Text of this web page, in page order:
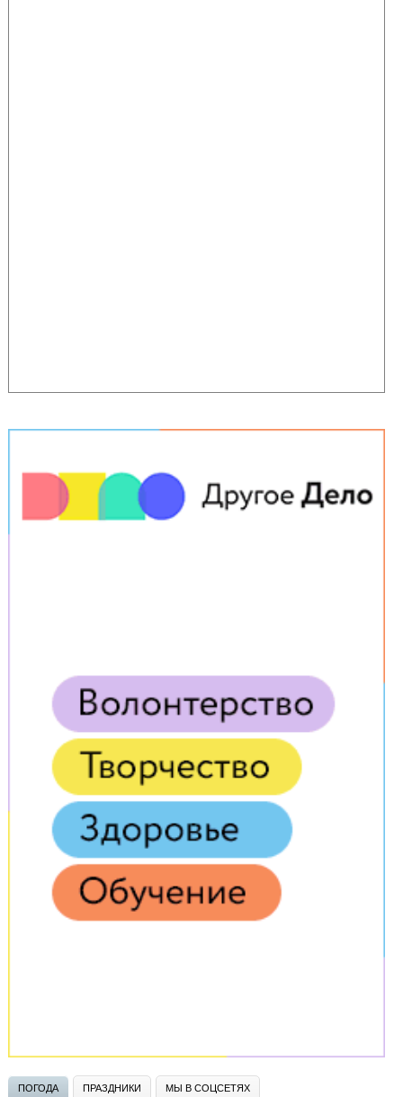
ПОГОДА ПРАЗДНИКИ МЫ В СОЦСЕТЯХ